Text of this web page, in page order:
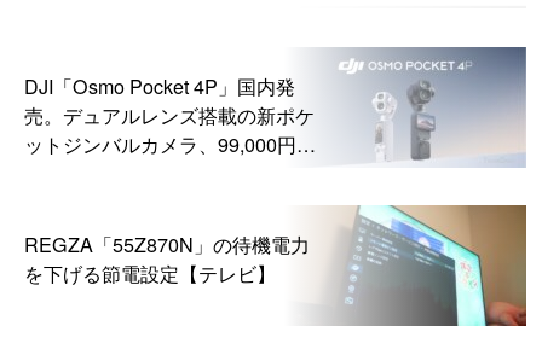
DJI「Osmo Pocket 4P」国内発
売。デュアルレンズ搭載の新ポケ
ットジンバルカメラ、99,000円か
REGZA「55Z870N」の待機電力
を下げる節電設定【テレビ】